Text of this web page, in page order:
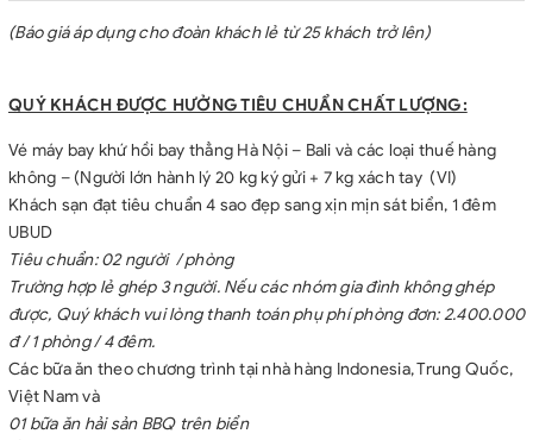
(Báo giá áp dụng cho đoàn khách lẻ từ 25 khách trở lên)
QUÝ KHÁCH ĐƯỢC HƯỞNG TIÊU CHUẨN CHẤT LƯỢNG:
Vé máy bay khứ hồi bay thẳng Hà Nội – Bali và các loại thuế hàng
không – (Người lớn hành lý 20 kg ký gửi + 7 kg xách tay (VI)
Khách sạn đạt tiêu chuẩn 4 sao đẹp sang xịn mịn sát biển, 1 đêm
UBUD
Tiêu chuẩn: 02 người / phòng
Trường hợp lẻ ghép 3 người. Nếu các nhóm gia đình không ghép
được, Quý khách vui lòng thanh toán phụ phí phòng đơn: 2.400.000
đ / 1 phòng / 4 đêm.
Các bữa ăn theo chương trình tại nhà hàng Indonesia, Trung Quốc,
Việt Nam và
01 bữa ăn hải sản BBQ trên biển